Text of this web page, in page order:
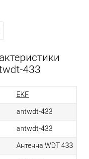
433
EKF
antwdt-433
antwdt-433
Антенна WDT 433